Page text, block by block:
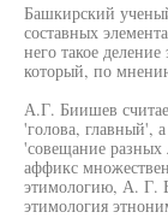
Башкирский
составных
него такое
который, по
А.Г. Биишев
'голова, главный',
'совещание
аффикс
этимологию, А. Г.
этимология